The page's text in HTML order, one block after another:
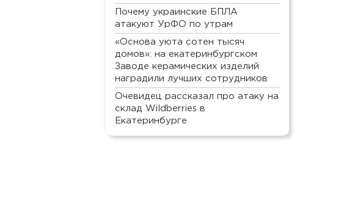
Почему украинские БПЛА
атакуют УрФО по утрам
«Основа уюта сотен тысяч
домов»: на екатеринбургском
Заводе керамических изделий
наградили лучших сотрудников
Очевидец рассказал про атаку на
склад Wildberries в
Екатеринбурге